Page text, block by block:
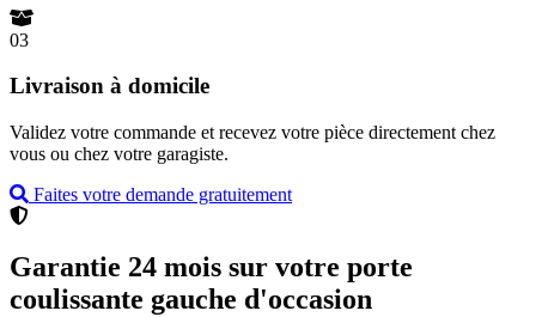
03
Livraison à domicile
Validez votre commande et recevez votre pièce directement chez
vous ou chez votre garagiste.
Faites votre demande gratuitement
Garantie 24 mois sur votre porte
coulissante gauche d'occasion